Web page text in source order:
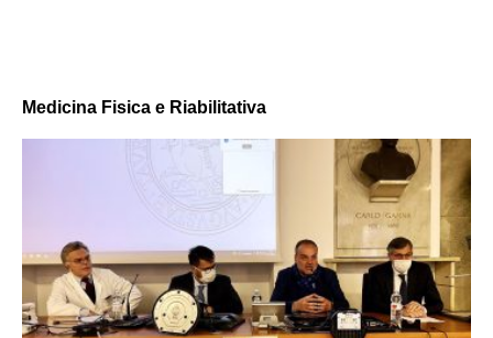
Medicina Fisica e Riabilitativa